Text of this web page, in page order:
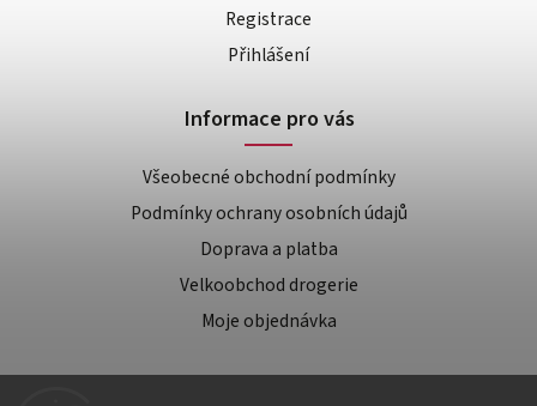
Registrace
Přihlášení
Informace pro vás
Všeobecné obchodní podmínky
Podmínky ochrany osobních údajů
Doprava a platba
Velkoobchod drogerie
Moje objednávka